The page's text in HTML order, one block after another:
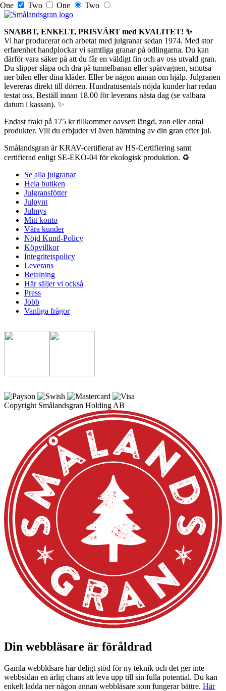
One
Two One Two
SNABBT, ENKELT, PRISVÄRT med KVALITET! ✨
Vi har producerat och arbetat med julgranar sedan 1974. Med stor
erfarenhet handplockar vi samtliga granar på odlingarna. Du kan
därför vara säker på att du får en väldigt fin och av oss utvald gran.
Du slipper släpa och dra på tunnelbanan eller spårvagnen, smutsa
ner bilen eller dina kläder. Eller be någon annan om hjälp. Julgranen
levereras direkt till dörren. Hundratusentals nöjda kunder har redan
testat oss. Beställ innan 18.00 för leverans nästa dag (se valbara
datum i kassan). ✨
Endast frakt på 175 kr tillkommer oavsett längd, zon eller antal
produkter. Vill du erbjuder vi även hämtning av din gran efter jul.
Smålandsgran är KRAV-certifierat av HS-Certifiering samt
certifierad enligt SE-EKO-04 för ekologisk produktion. ♻️
Se alla julgranar
Hela butiken
Julgransfötter
Julpynt
Julmys
Mitt konto
Våra kunder
Nöjd Kund-Policy
Köpvillkor
Integritetspolicy
Leverans
Betalning
Här säljer vi också
Press
Jobb
Vanliga frågor
Copyright Smålandsgran Holding AB
Din webbläsare är föråldrad
Gamla webbldsare har deligt stöd för ny teknik och det ger inte
webbsidan en ärlig chans att leva upp till sin fulla potential. Du kan
enkelt ladda ner någon annan webbläsare som fungerar bättre. Här